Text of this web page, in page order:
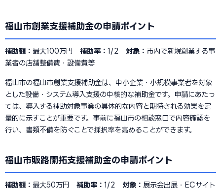
福山市創業支援補助金の申請ポイント
補助額： 最大100万円 補助率： 1/2 対象： 市内で新規創業する事
業者の店舗整備費・設備費等
福山市の福山市創業支援補助金は、中小企業・小規模事業者を対象
とした設備・システム導入支援の中核的な補助金です。申請にあたっ
ては、導入する補助対象事業の具体的な内容と期待される効果を定
量的に示すことが重要です。事前に福山市の相談窓口で内容確認を
行い、書類不備を防ぐことで採択率を高めることができます。
福山市販路開拓支援補助金の申請ポイント
補助額： 最大50万円 補助率： 1/2 対象： 展示会出展・ECサイト